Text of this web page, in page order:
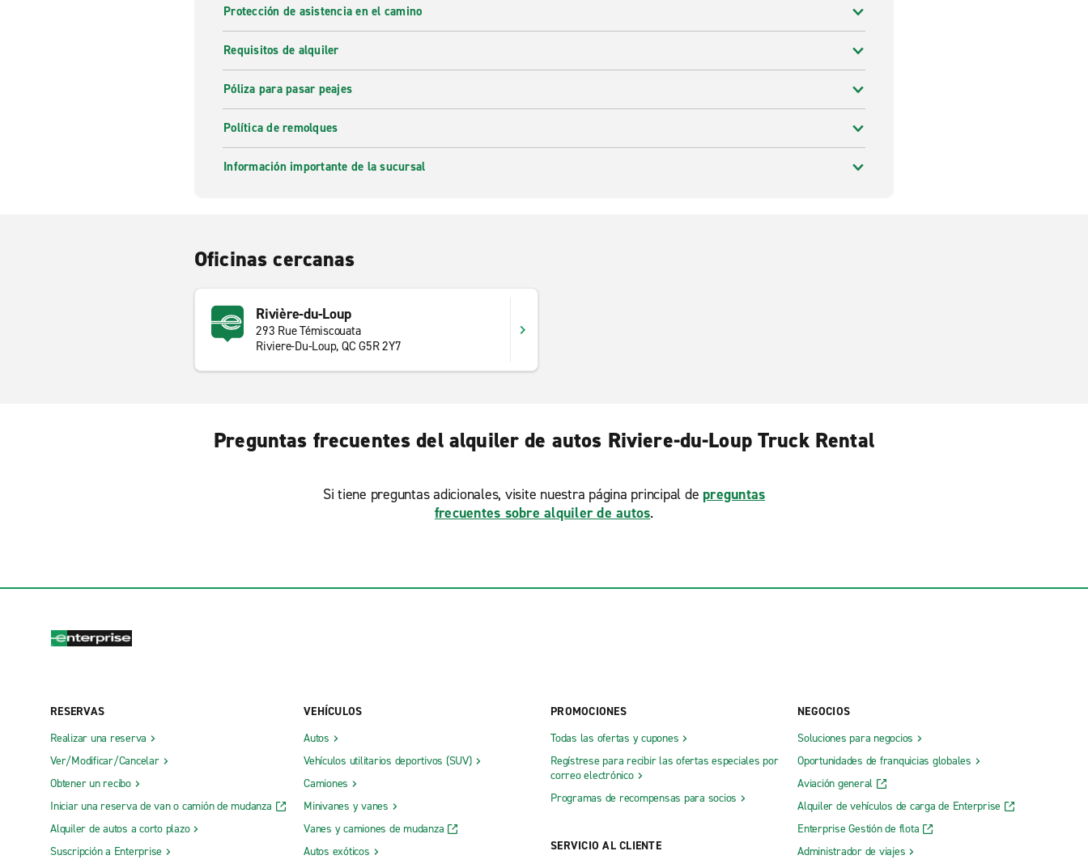
Protección de asistencia en el camino
Requisitos de alquiler
Póliza para pasar peajes
Política de remolques
Información importante de la sucursal
Oficinas cercanas
Rivière-du-Loup
293 Rue Témiscouata
Riviere-Du-Loup, QC G5R 2Y7
Preguntas frecuentes del alquiler de autos Riviere-du-Loup Truck Rental
Si tiene preguntas adicionales, visite nuestra página principal de preguntas
frecuentes sobre alquiler de autos.
RESERVAS
Realizar una reserva
Ver/Modificar/Cancelar
Obtener un recibo
Iniciar una reserva de van o camión de mudanza
Alquiler de autos a corto plazo
Suscripción a Enterprise
VEHÍCULOS
Autos
Vehículos utilitarios deportivos (SUV)
Camiones
Minivanes y vanes
Vanes y camiones de mudanza
Autos exóticos
PROMOCIONES
Todas las ofertas y cupones
Regístrese para recibir las ofertas especiales por
correo electrónico
Programas de recompensas para socios
SERVICIO AL CLIENTE
NEGOCIOS
Soluciones para negocios
Oportunidades de franquicias globales
Aviación general
Alquiler de vehículos de carga de Enterprise
Enterprise Gestión de flota
Administrador de viajes